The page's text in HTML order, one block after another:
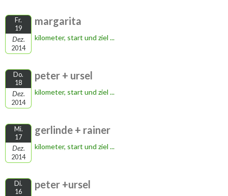
Fr.
19
Dez.
2014
margarita
kilometer, start und ziel ...
Do.
18
Dez.
2014
peter + ursel
kilometer, start und ziel ...
Mi.
17
Dez.
2014
gerlinde + rainer
kilometer, start und ziel ...
Di.
16
peter +ursel